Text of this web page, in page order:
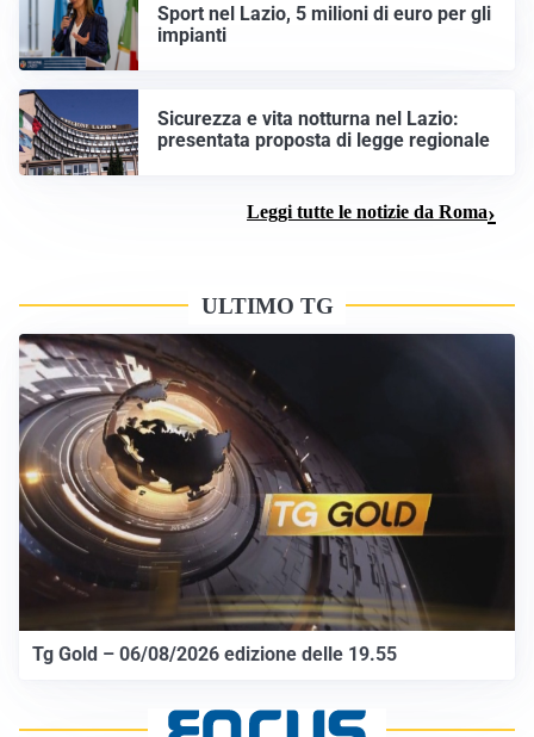
Sport nel Lazio, 5 milioni di euro per gli
impianti
Sicurezza e vita notturna nel Lazio:
presentata proposta di legge regionale
Leggi tutte le notizie da Roma
ULTIMO TG
Tg Gold – 06/08/2026 edizione delle 19.55